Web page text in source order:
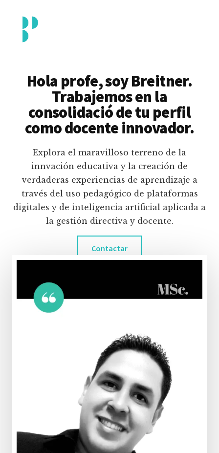
contenido
principal
menu
Piedrahita
docente
pedagógico
educativas
digitales
inteligencia
artificial.
Hola profe, soy Breitner.
Trabajemos en la
consolidació de tu perfil
como docente innovador.
Explora el maravilloso terreno de la
innvación educativa y la creación de
verdaderas experiencias de aprendizaje a
través del uso pedagógico de plataformas
digitales y de inteligencia artificial aplicada a
la gestión directiva y docente.
Contactar